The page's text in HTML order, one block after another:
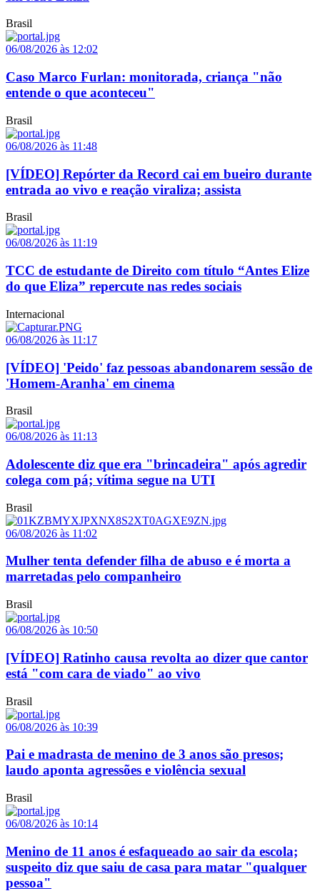
Brasil
06/08/2026 às 12:02
Caso Marco Furlan: monitorada, criança "não
entende o que aconteceu"
Brasil
06/08/2026 às 11:48
[VÍDEO] Repórter da Record cai em bueiro durante
entrada ao vivo e reação viraliza; assista
Brasil
06/08/2026 às 11:19
TCC de estudante de Direito com título “Antes Elize
do que Eliza” repercute nas redes sociais
Internacional
06/08/2026 às 11:17
[VÍDEO] 'Peido' faz pessoas abandonarem sessão de
'Homem-Aranha' em cinema
Brasil
06/08/2026 às 11:13
Adolescente diz que era "brincadeira" após agredir
colega com pá; vítima segue na UTI
Brasil
06/08/2026 às 11:02
Mulher tenta defender filha de abuso e é morta a
marretadas pelo companheiro
Brasil
06/08/2026 às 10:50
[VÍDEO] Ratinho causa revolta ao dizer que cantor
está "com cara de viado" ao vivo
Brasil
06/08/2026 às 10:39
Pai e madrasta de menino de 3 anos são presos;
laudo aponta agressões e violência sexual
Brasil
06/08/2026 às 10:14
Menino de 11 anos é esfaqueado ao sair da escola;
suspeito diz que saiu de casa para matar "qualquer
pessoa"